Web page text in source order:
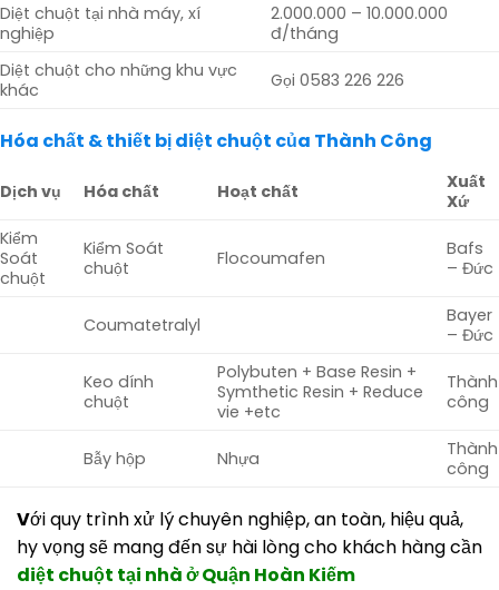
Diệt chuột tại nhà máy, xí
nghiệp
2.000.000 – 10.000.000
đ/tháng
Diệt chuột cho những khu vực
khác
Gọi 0583 226 226
Hóa chất & thiết bị diệt chuột của Thành Công
Dịch vụ Hóa chất Hoạt chất
Xuất
Xứ
Kiểm
Soát
chuột
Kiểm Soát
chuột
Flocoumafen
Bafs
– Đức
Coumatetralyl
Bayer
– Đức
Keo dính
chuột
Polybuten + Base Resin +
Symthetic Resin + Reduce
vie +etc
Thành
công
Bẫy hộp Nhựa
Thành
công
Với quy trình xử lý chuyên nghiệp, an toàn, hiệu quả,
hy vọng sẽ mang đến sự hài lòng cho khách hàng cần
diệt chuột tại nhà ở Quận Hoàn Kiếm